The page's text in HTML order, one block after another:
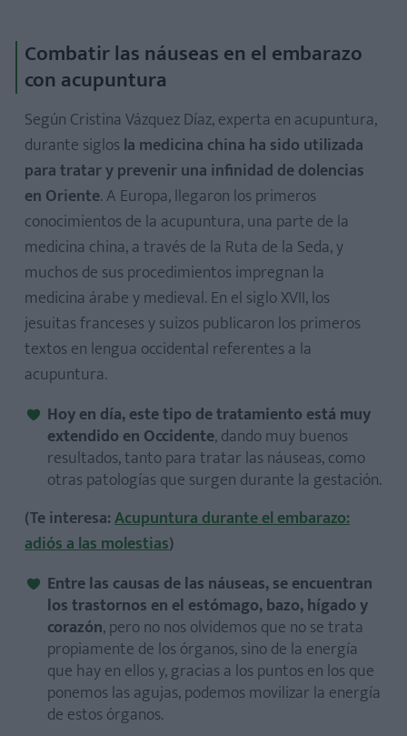
Combatir las náuseas en el embarazo
con acupuntura
Según Cristina Vázquez Díaz, experta en acupuntura,
durante siglos la medicina china ha sido utilizada
para tratar y prevenir una infinidad de dolencias
en Oriente. A Europa, llegaron los primeros
conocimientos de la acupuntura, una parte de la
medicina china, a través de la Ruta de la Seda, y
muchos de sus procedimientos impregnan la
medicina árabe y medieval. En el siglo XVII, los
jesuitas franceses y suizos publicaron los primeros
textos en lengua occidental referentes a la
acupuntura.
Hoy en día, este tipo de tratamiento está muy
extendido en Occidente, dando muy buenos
resultados, tanto para tratar las náuseas, como
otras patologías que surgen durante la gestación.
(Te interesa:Acupuntura durante el embarazo:
adiós a las molestias)
Entre las causas de las náuseas, se encuentran
los trastornos en el estómago, bazo, hígado y
corazón, pero no nos olvidemos que no se trata
propiamente de los órganos, sino de la energía
que hay en ellos y, gracias a los puntos en los que
ponemos las agujas, podemos movilizar la energía
de estos órganos.